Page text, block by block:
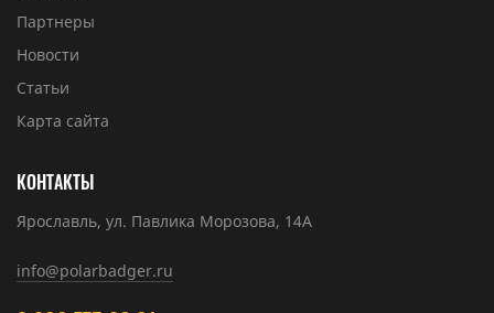
Партнеры
Новости
Статьи
Карта сайта
КОНТАКТЫ
Ярославль, ул. Павлика Морозова, 14А
info@polarbadger.ru